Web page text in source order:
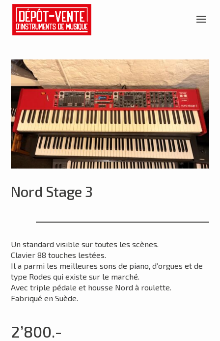
Nord Stage 3
Un standard visible sur toutes les scènes.
Clavier 88 touches lestées.
Il a parmi les meilleures sons de piano, d’orgues et de
type Rodes qui existe sur le marché.
Avec triple pédale et housse Nord à roulette.
Fabriqué en Suède.
2’800.-